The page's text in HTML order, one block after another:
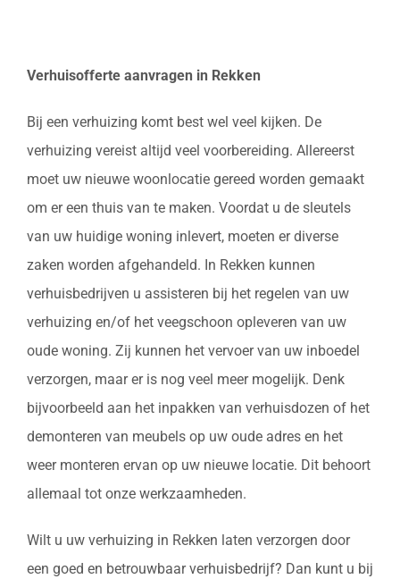
Verhuisofferte aanvragen in Rekken
Bij een verhuizing komt best wel veel kijken. De
verhuizing vereist altijd veel voorbereiding. Allereerst
moet uw nieuwe woonlocatie gereed worden gemaakt
om er een thuis van te maken. Voordat u de sleutels
van uw huidige woning inlevert, moeten er diverse
zaken worden afgehandeld. In Rekken kunnen
verhuisbedrijven u assisteren bij het regelen van uw
verhuizing en/of het veegschoon opleveren van uw
oude woning. Zij kunnen het vervoer van uw inboedel
verzorgen, maar er is nog veel meer mogelijk. Denk
bijvoorbeeld aan het inpakken van verhuisdozen of het
demonteren van meubels op uw oude adres en het
weer monteren ervan op uw nieuwe locatie. Dit behoort
allemaal tot onze werkzaamheden.
Wilt u uw verhuizing in Rekken laten verzorgen door
een goed en betrouwbaar verhuisbedrijf? Dan kunt u bij